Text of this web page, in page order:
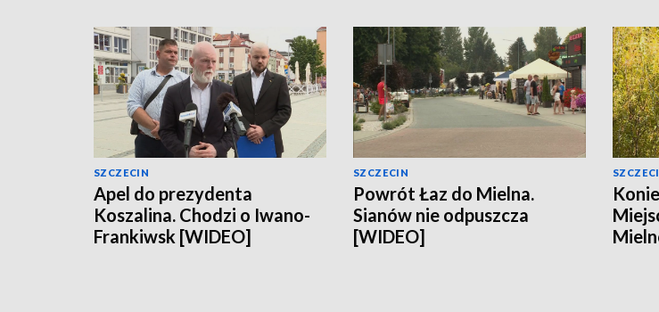
SZCZECIN
Apel do prezydenta
Koszalina. Chodzi o Iwano-
Frankiwsk [WIDEO]
SZCZECIN
Powrót Łaz do Mielna.
Sianów nie odpuszcza
[WIDEO]